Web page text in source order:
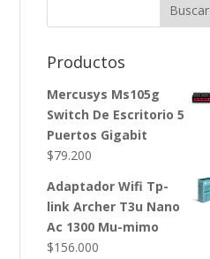
Buscar
Productos
Mercusys Ms105g
Switch De Escritorio 5
Puertos Gigabit
$79.200
Adaptador Wifi Tp-
link Archer T3u Nano
Ac 1300 Mu-mimo
$156.000